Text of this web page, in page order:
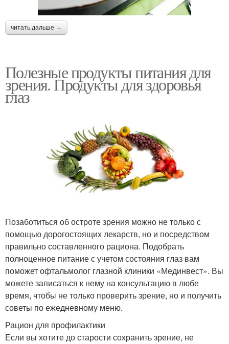
читать дальше →
Полезные продукты питания для
зрения. Продукты для здоровья
глаз
Позаботиться об остроте зрения можно не только с
помощью дорогостоящих лекарств, но и посредством
правильно составленного рациона. Подобрать
полноценное питание с учетом состояния глаз вам
поможет офтальмолог глазной клиники «Мединвест». Вы
можете записаться к нему на консультацию в любе
время, чтобы не только проверить зрение, но и получить
советы по ежедневному меню.
Рацион для профилактики
Если вы хотите до старости сохранить зрение, не